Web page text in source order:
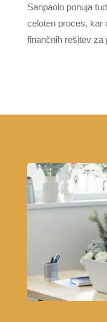
Sanpaolo ponuja
celoten proces, kar
finančnih rešitev za